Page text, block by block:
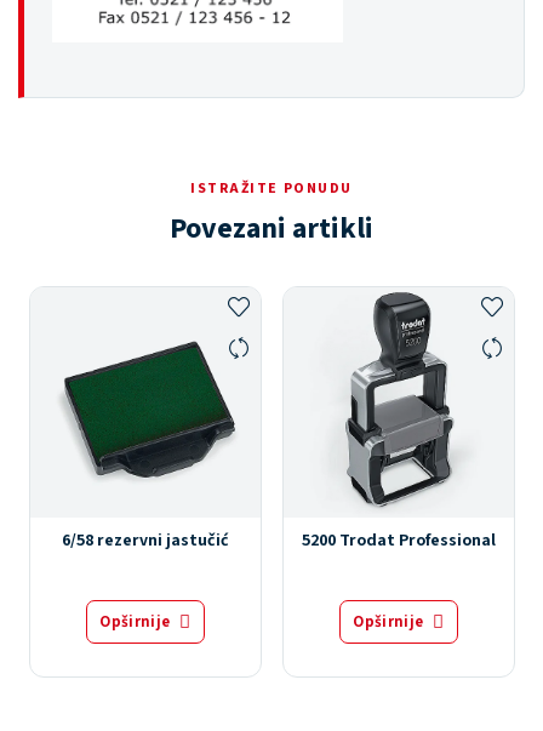
ISTRAŽITE PONUDU
Povezani artikli
6/58 rezervni jastučić
Opširnije
5200 Trodat Professional
Opširnije